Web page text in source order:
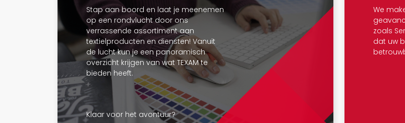
Stap aan boord en laat je meenemen
op een rondvlucht door ons
verrassende assortiment aan
textielproducten en diensten! Vanuit
de lucht kun je een panoramisch
overzicht krijgen van wat TEXAM te
bieden heeft.
Klaar voor het avontuur?
We
zoals
dat uw